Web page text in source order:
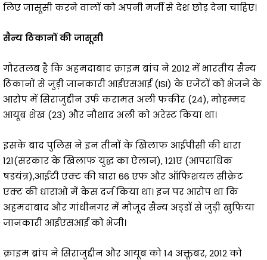
लिए जासूसी करने वालों को अपनी मर्जी से देश छोड़ देना चाहिए।
सैन्य ठिकानों की जासूसी
गौरतलब है कि अहमदाबाद क्राइम ब्रांच ने 2012 में भारतीय सैन्य
ठिकानों से जुड़ी जानकारी आईएसआई (ISI) के एजेंटों को भेजने के
आरोप में सिराजुद्दीन उर्फ करामत अली फकीर (24), मोहम्मद
आयूब शेख (23) और नौशाद अली को अरेस्ट किया था।
इसके बाद पुलिस ने इन तीनों के खिलाफ आईपीसी की धारा
121(सरकार के खिलाफ युद्ध का ऐलान), 121ए (आपराधिक
षडयंत्र),आईटी एक्ट की घारा 66 एफ और ऑफिशयल सीक्रेट
एक्ट की धाराओं में केस दर्ज किया था। इन पर आरोप था कि
अहमदाबाद और गांधीनगर में मौजूद सैन्य अड्‌डों से जुड़ी खुफिया
जानकारी आईएसआई को भेजी।
क्राइम ब्रांच ने सिराजुद्दीन और आयूब को 14 अक्तूबर, 2012 को